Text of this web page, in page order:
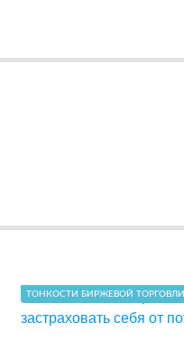
ТОНКОСТИ БИРЖЕВОЙ ТОРГОВЛИ